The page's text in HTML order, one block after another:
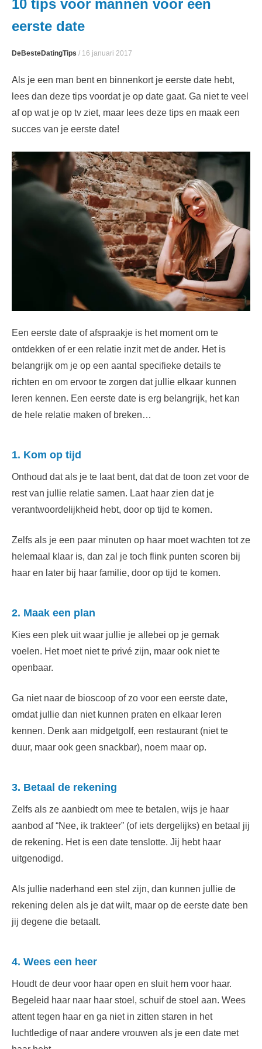
content
10 tips voor mannen voor een
eerste date
DeBesteDatingTips / 16 januari 2017
Als je een man bent en binnenkort je eerste date hebt,
lees dan deze tips voordat je op date gaat. Ga niet te veel
af op wat je op tv ziet, maar lees deze tips en maak een
succes van je eerste date!
Een eerste date of afspraakje is het moment om te
ontdekken of er een relatie inzit met de ander. Het is
belangrijk om je op een aantal specifieke details te
richten en om ervoor te zorgen dat jullie elkaar kunnen
leren kennen. Een eerste date is erg belangrijk, het kan
de hele relatie maken of breken…
1. Kom op tijd
Onthoud dat als je te laat bent, dat dat de toon zet voor de
rest van jullie relatie samen. Laat haar zien dat je
verantwoordelijkheid hebt, door op tijd te komen.
Zelfs als je een paar minuten op haar moet wachten tot ze
helemaal klaar is, dan zal je toch flink punten scoren bij
haar en later bij haar familie, door op tijd te komen.
2. Maak een plan
Kies een plek uit waar jullie je allebei op je gemak
voelen. Het moet niet te privé zijn, maar ook niet te
openbaar.
Ga niet naar de bioscoop of zo voor een eerste date,
omdat jullie dan niet kunnen praten en elkaar leren
kennen. Denk aan midgetgolf, een restaurant (niet te
duur, maar ook geen snackbar), noem maar op.
3. Betaal de rekening
Zelfs als ze aanbiedt om mee te betalen, wijs je haar
aanbod af “Nee, ik trakteer” (of iets dergelijks) en betaal jij
de rekening. Het is een date tenslotte. Jij hebt haar
uitgenodigd.
Als jullie naderhand een stel zijn, dan kunnen jullie de
rekening delen als je dat wilt, maar op de eerste date ben
jij degene die betaalt.
4. Wees een heer
Houdt de deur voor haar open en sluit hem voor haar.
Begeleid haar naar haar stoel, schuif de stoel aan. Wees
attent tegen haar en ga niet in zitten staren in het
luchtledige of naar andere vrouwen als je een date met